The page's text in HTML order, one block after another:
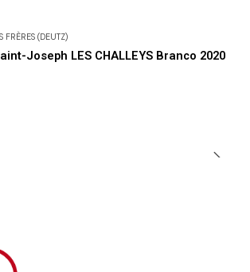
FRÈRES (DEUTZ)
Joseph LES CHALLEYS Branco 2020